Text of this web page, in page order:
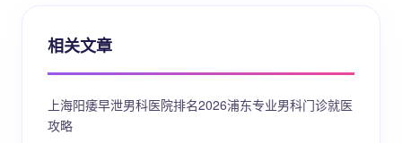
相关文章
上海阳痿早泄男科医院排名2026浦东专业男科门诊就医
攻略